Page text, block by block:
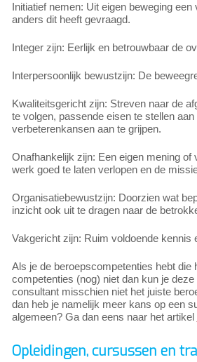
Initiatief nemen: Uit eigen beweging
anders dit heeft gevraagd.
Integer zijn: Eerlijk en betrouwbaar de
Interpersoonlijk bewustzijn: De
Kwaliteitsgericht zijn: Streven naar de
te volgen, passende eisen te stellen
verbeterenkansen aan te grijpen.
Onafhankelijk zijn: Een eigen mening
werk goed te laten verlopen en de
Organisatiebewustzijn: Doorzien wat
inzicht ook uit te dragen naar de
Vakgericht zijn: Ruim voldoende kennis
Als je de beroepscompetenties hebt die
competenties (nog) niet dan kun je
consultant misschien niet het juiste
dan heb je namelijk meer kans op een
algemeen? Ga dan eens naar het artikel
Opleidingen, cursussen en